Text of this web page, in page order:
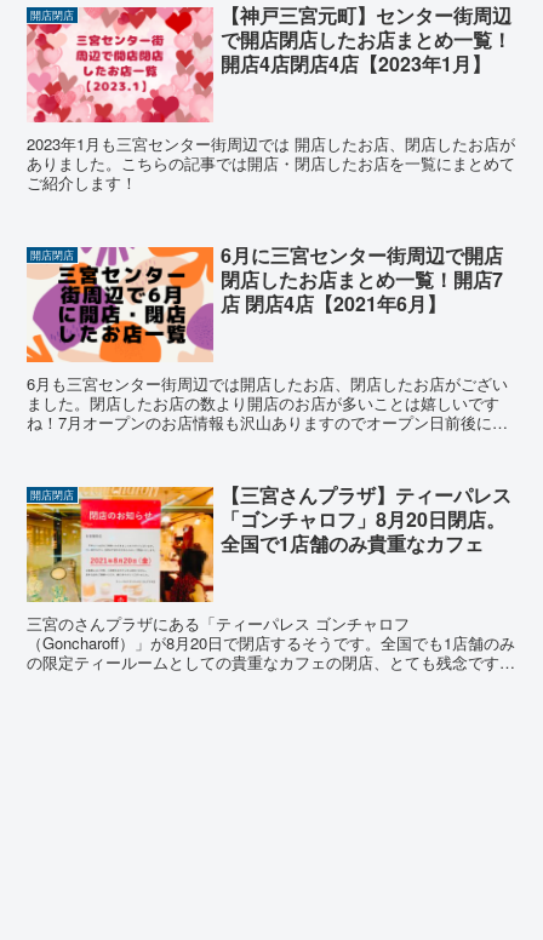
開店閉店
【神戸三宮元町】センター街周辺
で開店閉店したお店まとめ一覧！
開店4店閉店4店【2023年1月】
2023年1月も三宮センター街周辺では 開店したお店、閉店したお店が
ありました。こちらの記事では開店・閉店したお店を一覧にまとめて
ご紹介します！
開店閉店
6月に三宮センター街周辺で開店
閉店したお店まとめ一覧！開店7
店 閉店4店【2021年6月】
6月も三宮センター街周辺では開店したお店、閉店したお店がござい
ました。閉店したお店の数より開店のお店が多いことは嬉しいです
ね！7月オープンのお店情報も沢山ありますのでオープン日前後に実
開店閉店
【三宮さんプラザ】ティーパレス
「ゴンチャロフ」8月20日閉店。
全国で1店舗のみ貴重なカフェ
三宮のさんプラザにある「ティーパレス ゴンチャロフ
（Goncharoff）」が8月20日で閉店するそうです。全国でも1店舗のみ
の限定ティールームとしての貴重なカフェの閉店、とても残念です。